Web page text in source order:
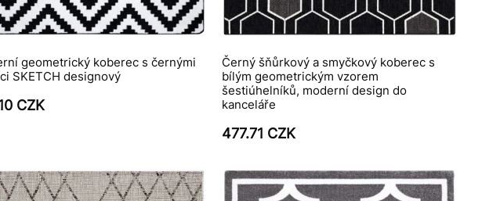
geometrický koberec s černými
SKETCH designový
CZK
Černý šňůrkový a smyčkový koberec s
bílým geometrickým vzorem
šestiúhelníků, moderní design do
kanceláře
477.71 CZK